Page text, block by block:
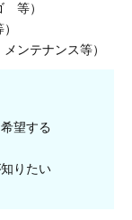
等）
ンテナンス等）
望する
りたい